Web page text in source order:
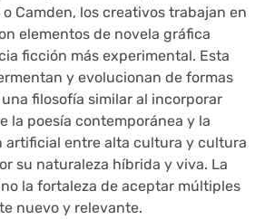
Camden, los creativos trabajan en
elementos de novela gráfica
ficción más experimental. Esta
y evolucionan de formas
filosofía similar al incorporar
la poesía contemporánea y la
artificial entre alta cultura y cultura
su naturaleza híbrida y viva. La
la fortaleza de aceptar múltiples
nuevo y relevante.